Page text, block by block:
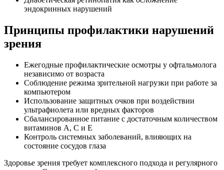
эндокринных нарушений
Принципы профилактики нарушений
зрения
Ежегодные профилактические осмотры у офтальмолога
независимо от возраста
Соблюдение режима зрительной нагрузки при работе за
компьютером
Использование защитных очков при воздействии
ультрафиолета или вредных факторов
Сбалансированное питание с достаточным количеством
витаминов А, С и Е
Контроль системных заболеваний, влияющих на
состояние сосудов глаза
Здоровье зрения требует комплексного подхода и регулярного